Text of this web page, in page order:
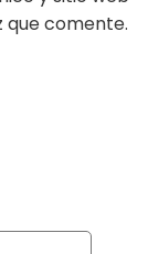
que comente.